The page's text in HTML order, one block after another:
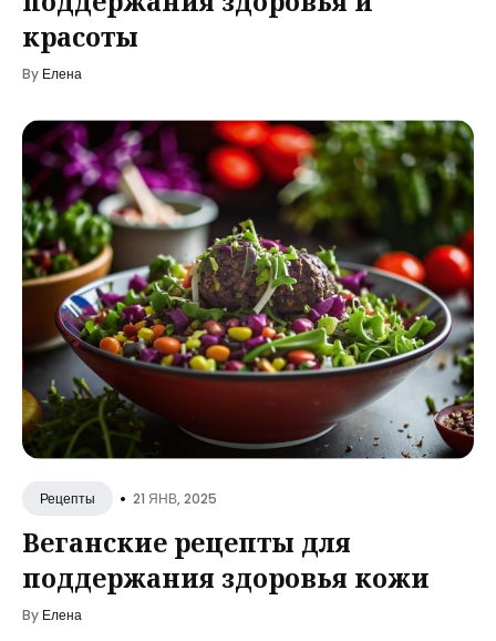
красоты
By Елена
Рецепты • 21 ЯНВ, 2025
Веганские рецепты для
поддержания здоровья кожи
By Елена